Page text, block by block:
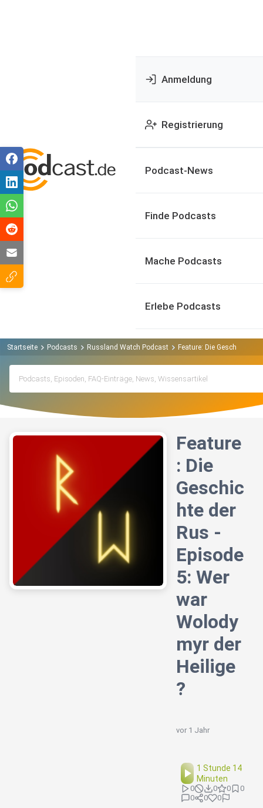
Anmeldung
Registrierung
Podcast-News
Finde Podcasts
Mache Podcasts
Erlebe Podcasts
Startseite Podcasts Russland Watch Podcast Feature: Die Geschichte
Feature
: Die
Geschic
hte der
Rus -
Episode
5: Wer
war
Wolody
myr der
Heilige
?
vor 1 Jahr
1 Stunde 14
Minuten
0 0 0
0
0
0 0